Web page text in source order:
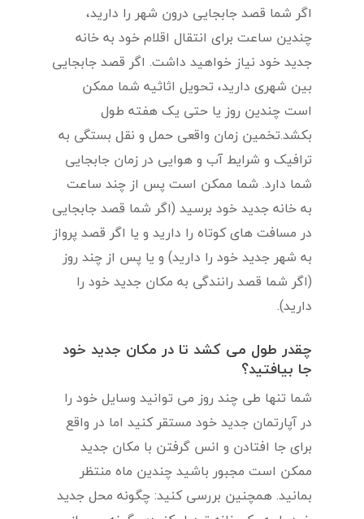
اگر شما قصد جابجایی درون شهر را دارید،
چندین ساعت برای انتقال اقلام خود به خانه
جدید خود نیاز خواهید داشت. اگر قصد جابجایی
بین شهری دارید، تحویل اثاثیه شما ممکن
است چندین روز یا حتی یک هفته طول
بکشد.تخمین زمان واقعی حمل و نقل بستگی به
ترافیک و شرایط آب و هوایی در زمان جابجایی
شما دارد. شما ممکن است پس از چند ساعت
به خانه جدید خود برسید (اگر شما قصد جابجایی
در مسافت های کوتاه را دارید و یا اگر قصد پرواز
به شهر جدید خود را دارید) و یا پس از چند روز
(اگر شما قصد رانندگی به مکان جدید خود را
دارید).
چقدر طول می کشد تا در مکان جدید خود
جا بیافتید؟
شما تنها طی چند روز می توانید وسایل خود را
در آپارتمان جدید خود مستقر کنید اما در واقع
برای جا افتادن و انس گرفتن با مکان جدید
ممکن است مجبور باشید چندین ماه منتظر
بمانید. همچنین بررسی کنید: چگونه محل جدید